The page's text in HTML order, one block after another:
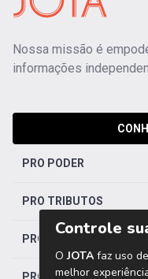
Nossa missão é
informações
PRO PODER
PRO TRIBUTOS
PRO TRABALHISTA